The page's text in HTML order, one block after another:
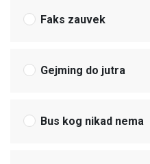
Faks zauvek
Gejming do jutra
Bus kog nikad nema